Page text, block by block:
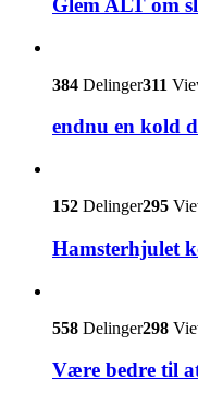
Glem ALT om
384 Delinger311
endnu en kold
152 Delinger295
Hamsterhjulet
558 Delinger298
Være bedre til